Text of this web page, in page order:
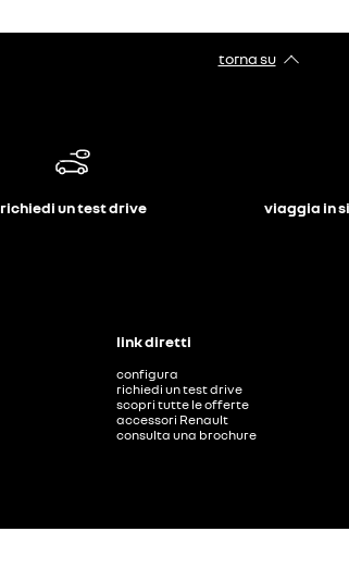
torna su
richiedi un test drive viaggia in
link diretti
configura
richiedi un test drive
scopri tutte le offerte
accessori Renault
consulta una brochure